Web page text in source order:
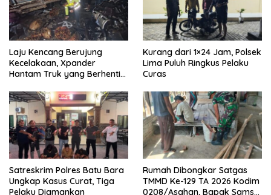
Laju Kencang Berujung
Kecelakaan, Xpander
Hantam Truk yang Berhenti
Kurang dari 1×24 Jam, Polsek
Lima Puluh Ringkus Pelaku
Curas
Satreskrim Polres Batu Bara
Ungkap Kasus Curat, Tiga
Pelaku Diamankan
Rumah Dibongkar Satgas
TMMD Ke-129 TA 2026 Kodim
0208/Asahan, Bapak Samsul